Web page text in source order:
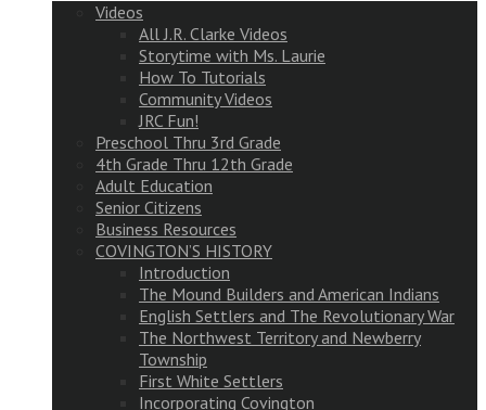
Videos
All J.R. Clarke Videos
Storytime with Ms. Laurie
How To Tutorials
Community Videos
JRC Fun!
Preschool Thru 3rd Grade
4th Grade Thru 12th Grade
Adult Education
Senior Citizens
Business Resources
COVINGTON’S HISTORY
Introduction
The Mound Builders and American Indians
English Settlers and The Revolutionary War
The Northwest Territory and Newberry
Township
First White Settlers
Incorporating Covington